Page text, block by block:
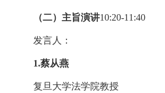
（二）主旨演讲10:20-11 :40
发言人：
1.蔡从燕
复旦大学法学院教授